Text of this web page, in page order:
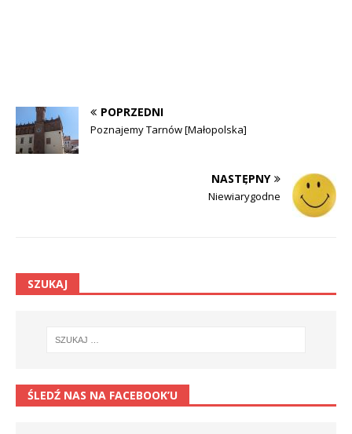
POPRZEDNI
Poznajemy Tarnów [Małopolska]
NASTĘPNY
Niewiarygodne
SZUKAJ
ŚLEDŹ NAS NA FACEBOOK’U